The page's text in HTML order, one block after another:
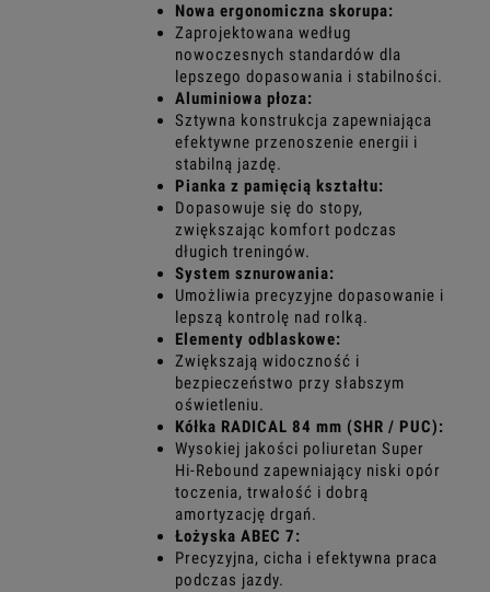
Nowa ergonomiczna skorupa:
Zaprojektowana według
nowoczesnych standardów dla
lepszego dopasowania i stabilności.
Aluminiowa płoza:
Sztywna konstrukcja zapewniająca
efektywne przenoszenie energii i
stabilną jazdę.
Pianka z pamięcią kształtu:
Dopasowuje się do stopy,
zwiększając komfort podczas
długich treningów.
System sznurowania:
Umożliwia precyzyjne dopasowanie i
lepszą kontrolę nad rolką.
Elementy odblaskowe:
Zwiększają widoczność i
bezpieczeństwo przy słabszym
oświetleniu.
Kółka RADICAL 84 mm (SHR / PUC):
Wysokiej jakości poliuretan Super
Hi-Rebound zapewniający niski opór
toczenia, trwałość i dobrą
amortyzację drgań.
Łożyska ABEC 7:
Precyzyjna, cicha i efektywna praca
podczas jazdy.